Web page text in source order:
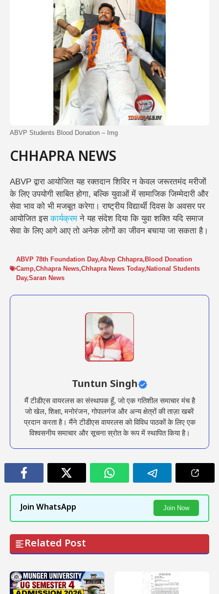
ABVP Students Blood Donation – Img
CHHAPRA NEWS
ABVP द्वारा आयोजित यह रक्तदान शिविर न केवल जरूरतमंद मरीजों
के लिए उपयोगी साबित होगा, बल्कि युवाओं में सामाजिक जिम्मेदारी और
सेवा भाव को भी मजबूत करेगा। राष्ट्रीय विद्यार्थी दिवस के अवसर पर
आयोजित इसकार्यक्रम ने यह संदेश दिया कि युवा शक्ति यदि समाज
सेवा के लिए आगे आए तो अनेक लोगों का जीवन बचाया जा सकता है।
ABVP 78th Foundation Day,Abvp Chhapra, Blood Donation
Camp,Chhapra News,Chhapra News Today, National Students
Day,Saran News
Tuntun Singh
मैं टीडीएस वायरलस का संस्थापक हूँ, जो एक गतिशील समाचार मंच है
जो खेल, शिक्षा, मनोरंजन, गोपालगंज और अन्य क्षेत्रों की ताज़ा खबरें
प्रदान करता है। मैंने टीडीएस वायरलस को विविध पाठकों के लिए एक
विश्वसनीय समाचार और सूचना स्रोत के रूप में स्थापित किया है।
Join WhatsApp Join Now
Related Post